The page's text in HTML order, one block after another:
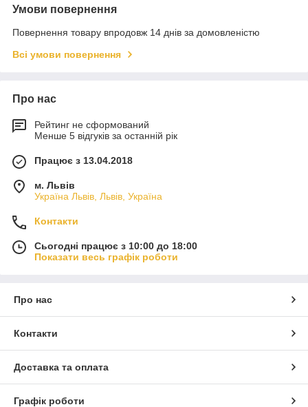
Умови повернення
Повернення товару впродовж 14 днів за домовленістю
Всі умови повернення
Про нас
Рейтинг не сформований
Менше 5 відгуків за останній рік
Працює з 13.04.2018
м. Львів
Україна Львів, Львів, Україна
Контакти
Сьогодні працює з 10:00 до 18:00
Показати весь графік роботи
Про нас
Контакти
Доставка та оплата
Графік роботи